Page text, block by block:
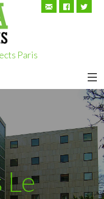
Paris
Le